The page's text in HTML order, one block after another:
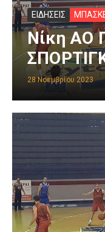
ΕΙΔΗΣΕΙΣ
Νίκη ΑΟ
28 Νοεμβρίου 2023